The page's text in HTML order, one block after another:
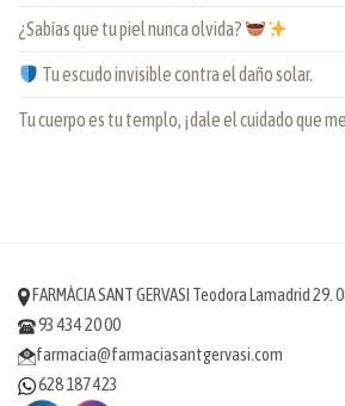
¿Sabías que tu piel nunca olvida?
Tu escudo invisible contra el daño solar.
Tu cuerpo es tu templo, ¡dale el cuidado que
FARMÀCIA SANT GERVASI Teodora Lamadrid
93 434 20 00
farmacia@farmaciasantgervasi.com
628 187 423